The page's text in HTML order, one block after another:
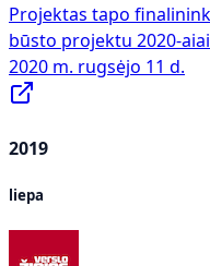
Projektas tapo
būsto projektu 2020-
2020 m. rugsėjo 11 d.
2019
liepa